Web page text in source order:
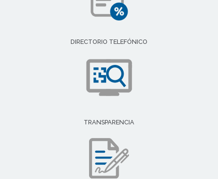
DIRECTORIO TELEFÓNICO
TRANSPARENCIA